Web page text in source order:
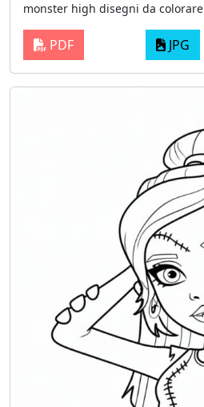
monster high disegni da colorare
PDF JPG